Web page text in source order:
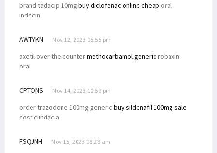
brand tadacip 10mg buy diclofenac online cheap oral
indocin
AWTYKN Nov 12, 2023 05:55 pm
axetil over the countermethocarbamol generic robaxin
oral
CPTONS Nov 14, 2023 10:59 pm
order trazodone 100mg generic buy sildenafil 100mg sale
cost clindac a
FSQJNH Nov 15, 2023 08:28 am